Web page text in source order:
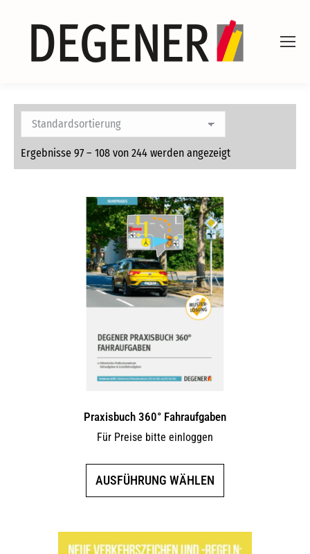
Ergebnisse 97 – 108 von 244 werden angezeigt
Praxisbuch 360° Fahraufgaben
Für Preise bitte einloggen
AUSFÜHRUNG WÄHLEN
Varianten